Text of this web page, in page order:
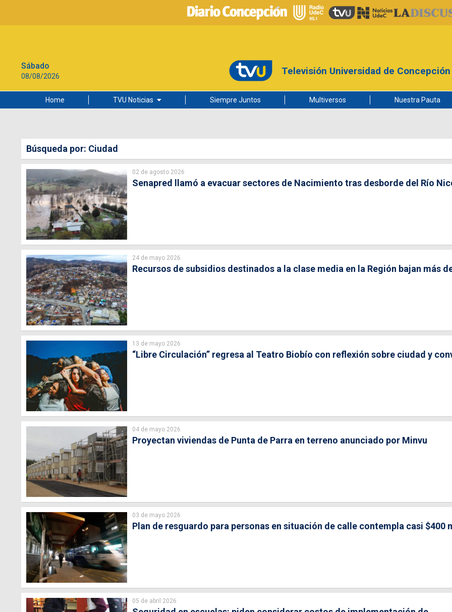
Sábado
08/08/2026 Televisión Universidad de Concepción
Home TVU Noticias
Ciudad
Universidad de Concepción
Siempre Juntos Multiversos Nuestra Pauta
Búsqueda por: Ciudad
02 de agosto 2026
Senapred llamó a evacuar sectores de Nacimiento tras desborde del Río
24 de mayo 2026
Recursos de subsidios destinados a la clase media en la Región bajan más
13 de mayo 2026
“Libre Circulación” regresa al Teatro Biobío con reflexión sobre ciudad y
04 de mayo 2026
Proyectan viviendas de Punta de Parra en terreno anunciado por Minvu
03 de mayo 2026
Plan de resguardo para personas en situación de calle contempla casi $400
05 de abril 2026